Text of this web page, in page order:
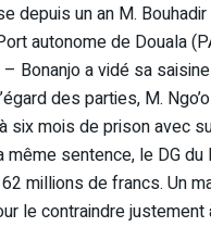
depuis un an M.
autonome de Douala
Bonanjo a vidé sa
des parties, M.
six mois de prison avec
même sentence, le DG
millions de francs. Un
le contraindre